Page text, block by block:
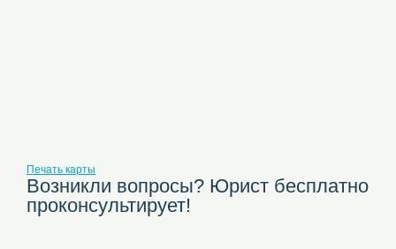
Печать карты
Возникли вопросы? Юрист бесплатно
проконсультирует!